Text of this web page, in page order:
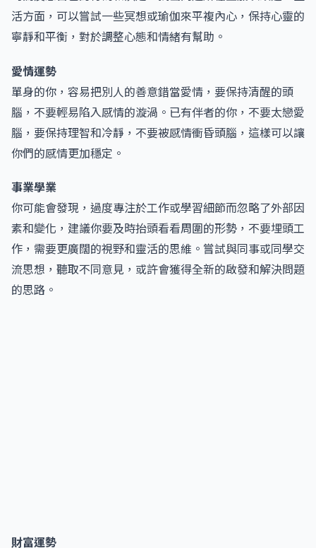
活方面，可以嘗試一些冥想或瑜伽來平複內心，保持心靈的
寧靜和平衡，對於調整心態和情緒有幫助。
愛情運勢
單身的你，容易把別人的善意錯當愛情，要保持清醒的頭
腦，不要輕易陷入感情的漩渦。已有伴者的你，不要太戀愛
腦，要保持理智和冷靜，不要被感情衝昏頭腦，這樣可以讓
你們的感情更加穩定。
事業學業
你可能會發現，過度專注於工作或學習細節而忽略了外部因
素和變化，建議你要及時抬頭看看周圍的形勢，不要埋頭工
作，需要更廣闊的視野和靈活的思維。嘗試與同事或同學交
流思想，聽取不同意見，或許會獲得全新的啟發和解決問題
的思路。
財富運勢